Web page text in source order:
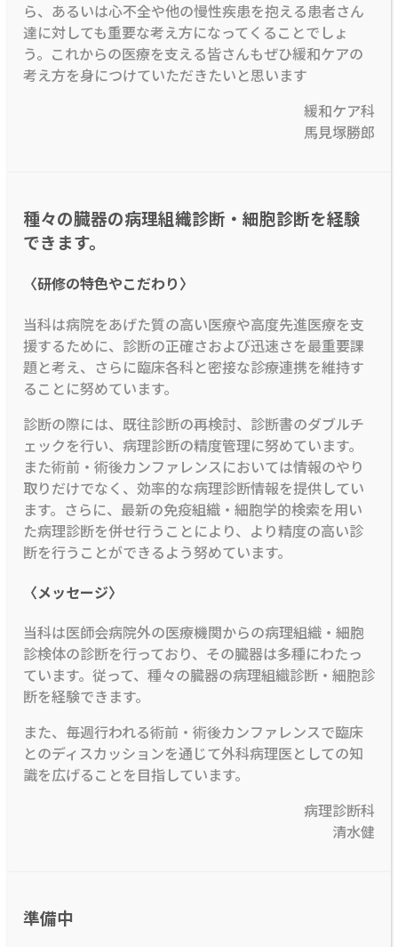
ら、あるいは心不全や他の慢性疾患を抱える患者さん
達に対しても重要な考え方になってくることでしょ
う。これからの医療を支える皆さんもぜひ緩和ケアの
考え方を身につけていただきたいと思います
緩和ケア科
馬見塚勝郎
種々の臓器の病理組織診断・細胞診断を経験
できます。
〈研修の特色やこだわり〉
当科は病院をあげた質の高い医療や高度先進医療を支
援するために、診断の正確さおよび迅速さを最重要課
題と考え、さらに臨床各科と密接な診療連携を維持す
ることに努めています。
診断の際には、既往診断の再検討、診断書のダブルチ
ェックを行い、病理診断の精度管理に努めています。
また術前・術後カンファレンスにおいては情報のやり
取りだけでなく、効率的な病理診断情報を提供してい
ます。さらに、最新の免疫組織・細胞学的検索を用い
た病理診断を併せ行うことにより、より精度の高い診
断を行うことができるよう努めています。
〈メッセージ〉
当科は医師会病院外の医療機関からの病理組織・細胞
診検体の診断を行っており、その臓器は多種にわたっ
ています。従って、種々の臓器の病理組織診断・細胞診
断を経験できます。
また、毎週行われる術前・術後カンファレンスで臨床
とのディスカッションを通じて外科病理医としての知
識を広げることを目指しています。
病理診断科
清水健
準備中